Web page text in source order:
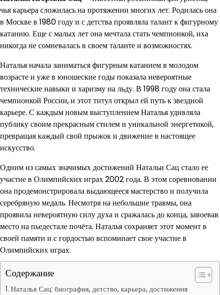
чья карьера сложилась на протяжении многих лет. Родилась она
в Москве в 1980 году и с детства проявляла талант к фигурному
катанию. Еще с малых лет она мечтала стать чемпионкой, иха
никогда не сомневалась в своем таланте и возможностях.
Наталья начала заниматься фигурным катанием в молодом
возрасте и уже в юношеские годы показала невероятные
технические навыки и харизму на льду. В 1998 году она стала
чемпионкой России, и этот титул открыл ей путь к звездной
карьере. С каждым новым выступлением Наталья удивляла
публику своим прекрасным стилем и уникальной энергетикой,
превращая каждый свой прыжок и движение в настоящее
искусство.
Одним из самых значимых достижений Натальи Сац стало ее
участие в Олимпийских играх 2002 года. В этом соревновании
она продемонстрировала выдающееся мастерство и получила
серебряную медаль. Несмотря на небольшие травмы, она
проявила невероятную силу духа и сражалась до конца, завоевав
место на пьедестале почёта. Наталья сохраняет этот момент в
своей памяти и с гордостью вспоминает свое участие в
Олимпийских играх.
Содержание
Наталья Сац: биография, детство, карьера, достижения